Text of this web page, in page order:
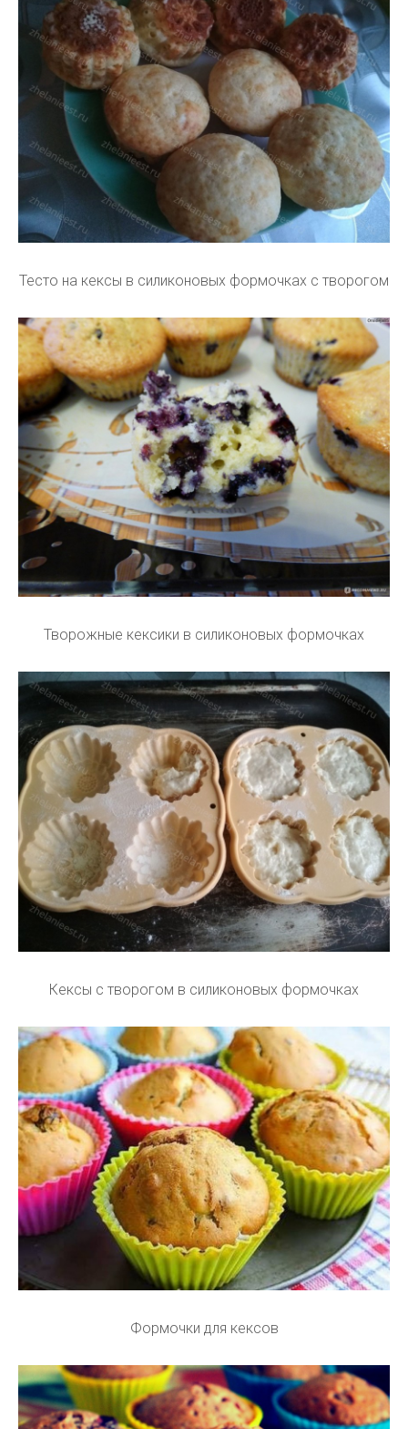
Тесто на кексы в силиконовых формочках с творогом
Творожные кексики в силиконовых формочках
Кексы с творогом в силиконовых формочках
Формочки для кексов